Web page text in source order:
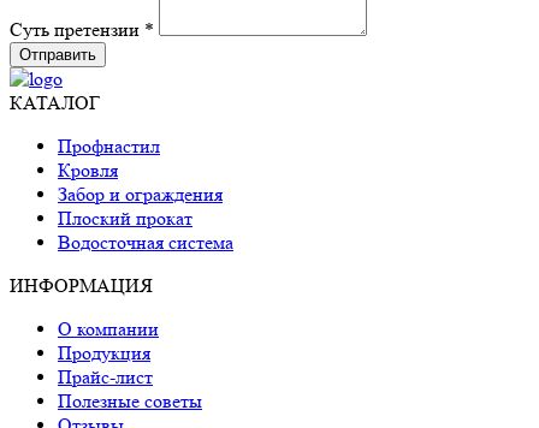
Суть претензии *
Отправить
КАТАЛОГ
Профнастил
Кровля
Забор и ограждения
Плоский прокат
Водосточная система
ИНФОРМАЦИЯ
О компании
Продукция
Прайс-лист
Полезные советы